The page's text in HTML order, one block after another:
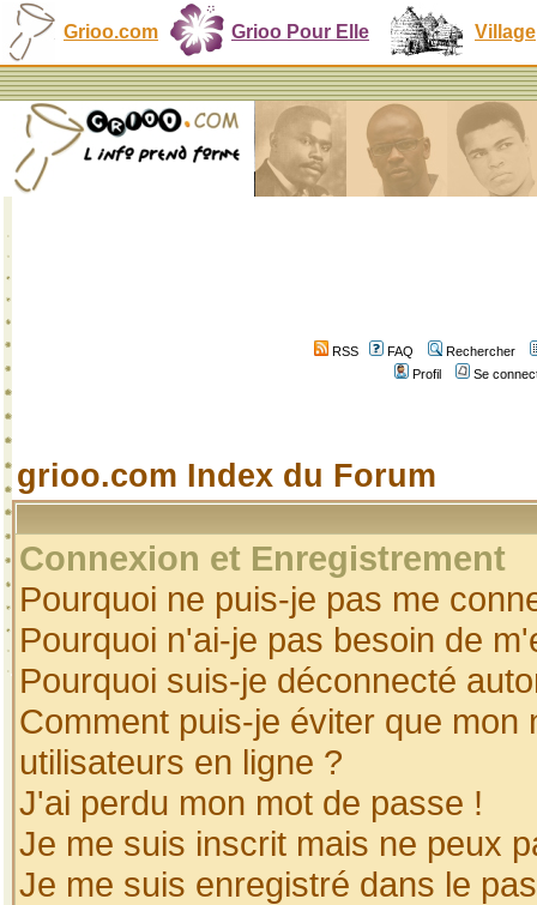
Grioo.com Grioo Pour Elle Village
RSS FAQ
Rechercher
Profil
Se
grioo.com Index du Forum
Connexion et Enregistrement
Pourquoi ne puis-je pas me
Pourquoi n'ai-je pas besoin de
Pourquoi suis-je déconnecté
Comment puis-je éviter que
utilisateurs en ligne ?
J'ai perdu mon mot de passe !
Je me suis inscrit mais ne peux
Je me suis enregistré dans le